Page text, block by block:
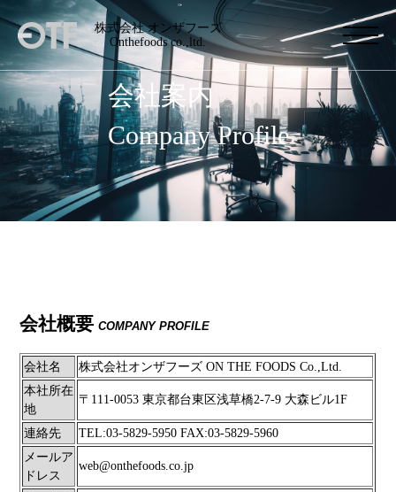
株式会社 オンザフーズ
Onthefoods co.,ltd.
会社案内
Company Profile
会社概要COMPANY PROFILE
会社名
株式会社オンザフーズ ON THE FOODS Co.,Ltd.
本社所在
地
〒111-0053 東京都台東区浅草橋2-7-9 大森ビル1F
連絡先
TEL:03-5829-5950 FAX:03-5829-5960
メールア
ドレス
web@onthefoods.co.jp